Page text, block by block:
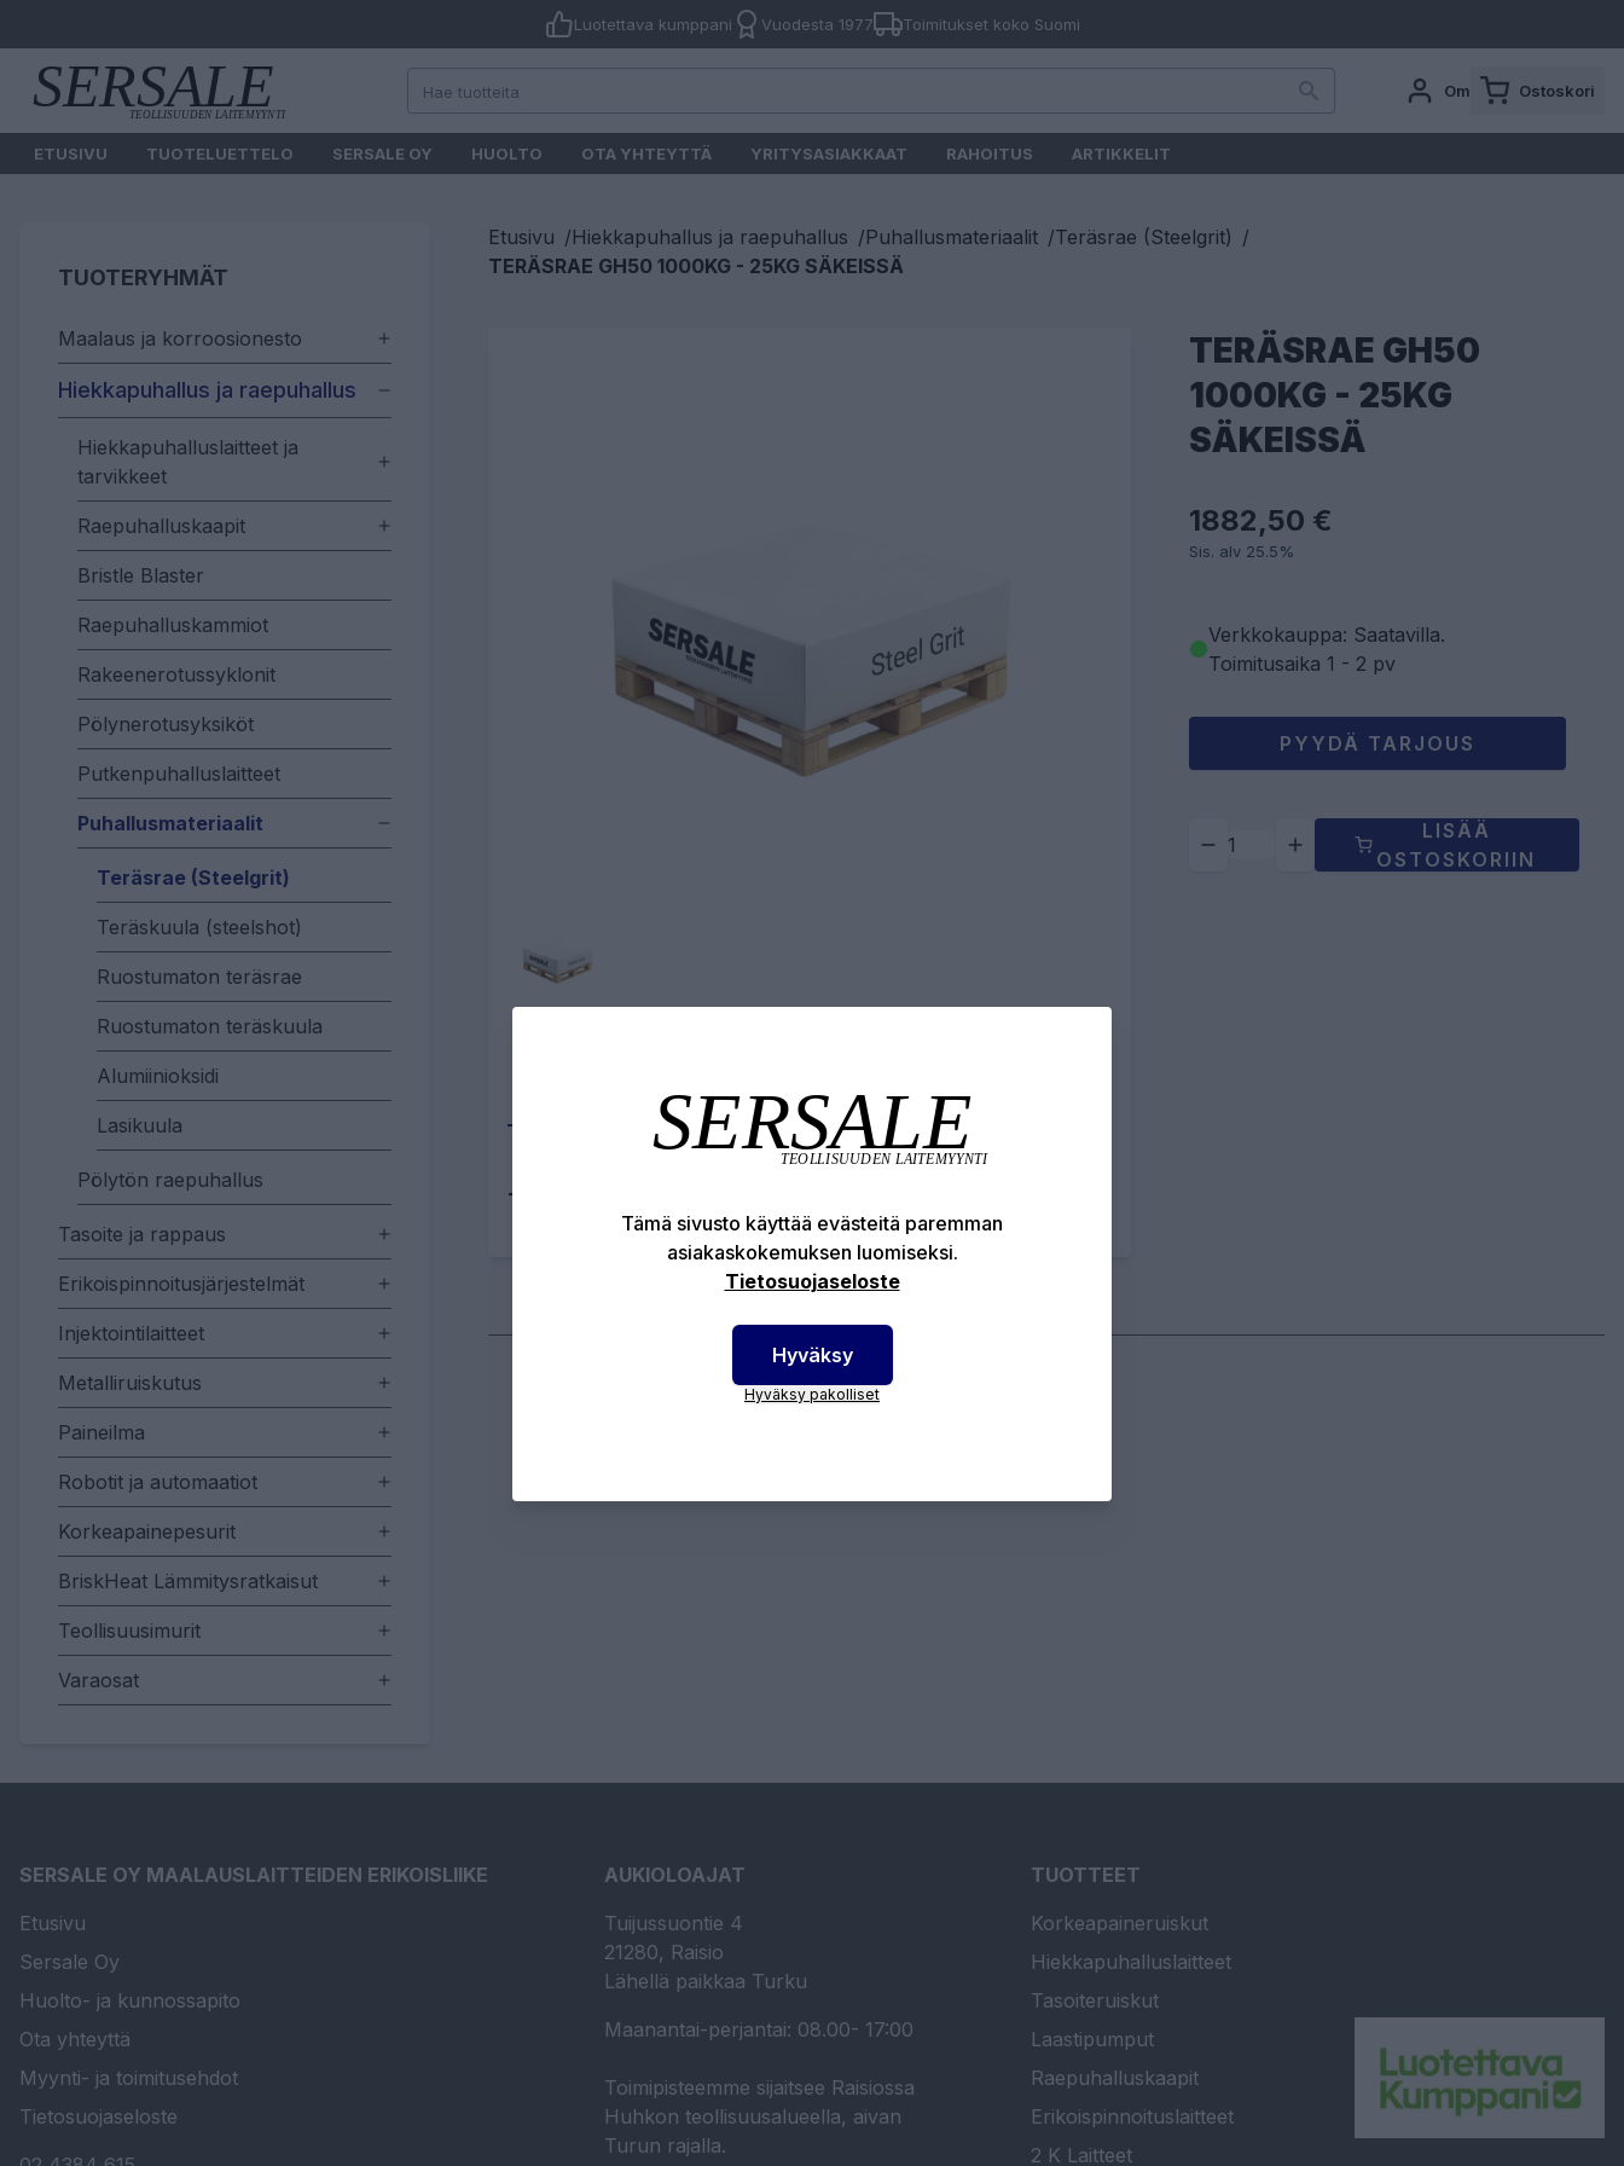
Luotettava kumppani Vuodesta 1977 Toimitukset koko Suomi
Oma tili Ostoskori
ETUSIVU TUOTELUETTELO SERSALE OY HUOLTO OTA YHTEYTTÄ YRITYSASIAKKAAT RAHOITUS ARTIKKELIT
TUOTERYHMÄT
Maalaus ja korroosionesto
Hiekkapuhallus ja raepuhallus
Hiekkapuhalluslaitteet ja
tarvikkeet
Raepuhalluskaapit
Bristle Blaster
Raepuhalluskammiot
Rakeenerotussyklonit
Pölynerotusyksiköt
Putkenpuhalluslaitteet
Puhallusmateriaalit
Teräsrae (Steelgrit)
Teräskuula (steelshot)
Ruostumaton teräsrae
Ruostumaton teräskuula
Alumiinioksidi
Lasikuula
Pölytön raepuhallus
Tasoite ja rappaus
Erikoispinnoitusjärjestelmät
Injektointilaitteet
Metalliruiskutus
Paineilma
Robotit ja automaatiot
Korkeapainepesurit
BriskHeat Lämmitysratkaisut
Teollisuusimurit
Varaosat
Etusivu /Hiekkapuhallus ja raepuhallus /Puhallusmateriaalit /Teräsrae (Steelgrit) /
TERÄSRAE GH50 1000KG - 25KG SÄKEISSÄ
Tuotekuvaus Tekniset edut
Tuotenumero:
TERÄSRAE GH50
1000KG - 25KG
SÄKEISSÄ
1882,50 €
Sis. alv 25.5%
Verkkokauppa: Saatavilla.
Toimitusaika 1 - 2 pv
PYYDÄ TARJOUS
LISÄÄ
OSTOSKORIIN
SERSALE OY MAALAUSLAITTEIDEN ERIKOISLIIKE
Etusivu
Sersale Oy
Huolto- ja kunnossapito
Ota yhteyttä
Myynti- ja toimitusehdot
Tietosuojaseloste
AUKIOLOAJAT
Tuijussuontie 4
21280, Raisio
Lähellä paikkaa Turku
Maanantai-perjantai: 08.00- 17:00
Toimipisteemme sijaitsee Raisiossa
Huhkon teollisuusalueella, aivan
Turun rajalla.
TUOTTEET
Korkeapaineruiskut
Hiekkapuhalluslaitteet
Tasoiteruiskut
Laastipumput
Raepuhalluskaapit
Erikoispinnoituslaitteet
2 K Laitteet
Tämä sivusto käyttää evästeitä paremman
asiakaskokemuksen luomiseksi.
Tietosuojaseloste
Hyväksy
Hyväksy pakolliset